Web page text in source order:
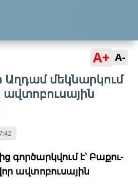
A+ A-
մեկնարկում
գործարկվում է՝ Բաքու-
ավտոբուսային